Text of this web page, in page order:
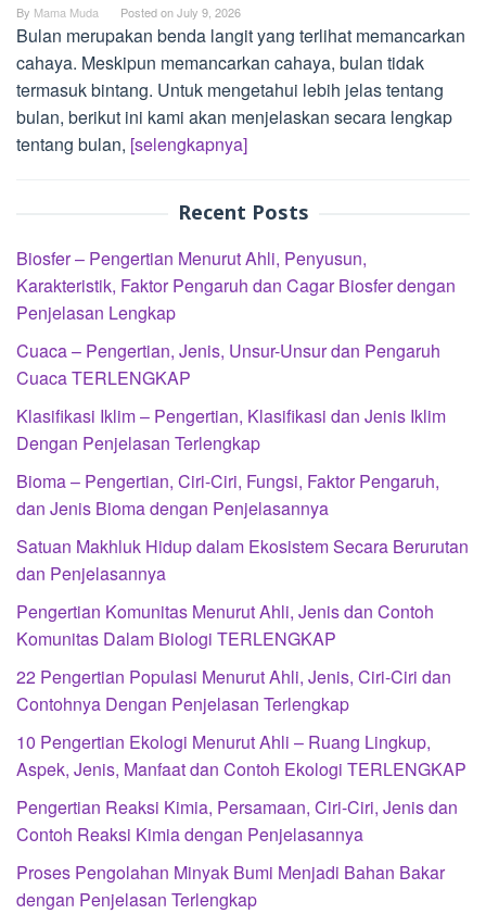
By Mama Muda Posted onJuly 9, 2026
Bulan merupakan benda langit yang terlihat memancarkan
cahaya. Meskipun memancarkan cahaya, bulan tidak
termasuk bintang. Untuk mengetahui lebih jelas tentang
bulan, berikut ini kami akan menjelaskan secara lengkap
tentang bulan, [selengkapnya]
Recent Posts
Biosfer – Pengertian Menurut Ahli, Penyusun,
Karakteristik, Faktor Pengaruh dan Cagar Biosfer dengan
Penjelasan Lengkap
Cuaca – Pengertian, Jenis, Unsur-Unsur dan Pengaruh
Cuaca TERLENGKAP
Klasifikasi Iklim – Pengertian, Klasifikasi dan Jenis Iklim
Dengan Penjelasan Terlengkap
Bioma – Pengertian, Ciri-Ciri, Fungsi, Faktor Pengaruh,
dan Jenis Bioma dengan Penjelasannya
Satuan Makhluk Hidup dalam Ekosistem Secara Berurutan
dan Penjelasannya
Pengertian Komunitas Menurut Ahli, Jenis dan Contoh
Komunitas Dalam Biologi TERLENGKAP
22 Pengertian Populasi Menurut Ahli, Jenis, Ciri-Ciri dan
Contohnya Dengan Penjelasan Terlengkap
10 Pengertian Ekologi Menurut Ahli – Ruang Lingkup,
Aspek, Jenis, Manfaat dan Contoh Ekologi TERLENGKAP
Pengertian Reaksi Kimia, Persamaan, Ciri-Ciri, Jenis dan
Contoh Reaksi Kimia dengan Penjelasannya
Proses Pengolahan Minyak Bumi Menjadi Bahan Bakar
dengan Penjelasan Terlengkap